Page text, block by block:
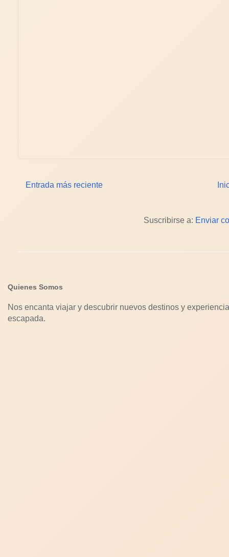
Entrada más reciente
Suscribirse a: Enviar
Quienes Somos
Nos encanta viajar y descubrir nuevos destinos y
escapada.